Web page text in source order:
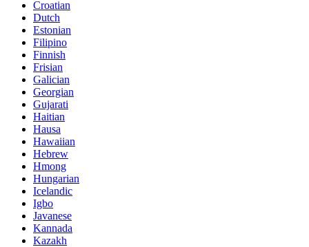
Croatian
Dutch
Estonian
Filipino
Finnish
Frisian
Galician
Georgian
Gujarati
Haitian
Hausa
Hawaiian
Hebrew
Hmong
Hungarian
Icelandic
Igbo
Javanese
Kannada
Kazakh